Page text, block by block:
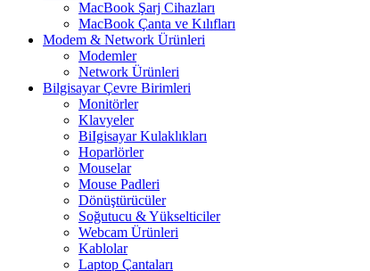
MacBook Şarj Cihazları
MacBook Çanta ve Kılıfları
Modem & Network Ürünleri
Modemler
Network Ürünleri
Bilgisayar Çevre Birimleri
Monitörler
Klavyeler
BiIgisayar Kulaklıkları
Hoparlörler
Mouselar
Mouse Padleri
Dönüştürücüler
Soğutucu & Yükselticiler
Webcam Ürünleri
Kablolar
Laptop Çantaları